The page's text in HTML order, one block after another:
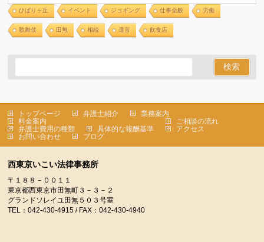
ひばりヶ丘 イベント ジョギング 仕事全般 労働
歌舞伎 田無 相続 遺言 飲食店
トップページ 弁護士紹介
業務案内
料金案内
弁護士費用の種類
具体的な報酬基準
ご相談の流れ
アクセス
お問い合わせ
ブログ
西東京いこい法律事務所
〒１８８－００１１
東京都西東京市田無町３－３－２
グランドソレイユ田無５０３号室
TEL：042-430-4915 / FAX：042-430-4940